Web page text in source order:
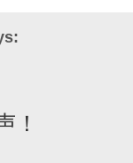
！